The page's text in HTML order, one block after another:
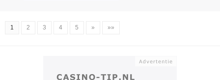
1 2 3 4 5 » »»